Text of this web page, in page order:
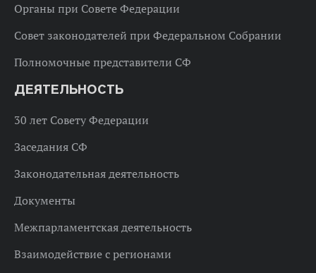
Органы при Совете Федерации
Совет законодателей при Федеральном Собрании
Полномочные представители СФ
ДЕЯТЕЛЬНОСТЬ
30 лет Совету Федерации
Заседания СФ
Законодательная деятельность
Документы
Межпарламентская деятельность
Взаимодействие с регионами